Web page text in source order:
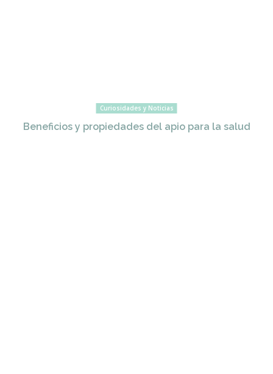
Curiosidades y Noticias
Beneficios y propiedades del apio para la salud